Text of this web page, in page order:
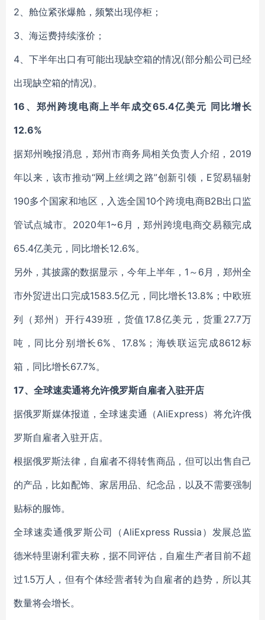
2、舱位紧张爆舱，频繁出现停柜；
3、海运费持续涨价；
4、下半年出口有可能出现缺空箱的情况(部分船公司已经
出现缺空箱的情况)。
16、郑州跨境电商上半年成交65.4亿美元 同比增长
12.6%
据郑州晚报消息，郑州市商务局相关负责人介绍，2019
年以来，该市推动“网上丝绸之路”创新引领，E贸易辐射
190多个国家和地区，入选全国10个跨境电商B2B出口监
管试点城市。2020年1~6月，郑州跨境电商交易额完成
65.4亿美元，同比增长12.6%。
另外，其披露的数据显示，今年上半年，1～6月，郑州全
市外贸进出口完成1583.5亿元，同比增长13.8%；中欧班
列（郑州）开行439班，货值17.8亿美元，货重27.7万
吨，同比分别增长6%、17.8%；海铁联运完成8612标
箱，同比增长67.7%。
17、全球速卖通将允许俄罗斯自雇者入驻开店
据俄罗斯媒体报道，全球速卖通（AliExpress）将允许俄
罗斯自雇者入驻开店。
根据俄罗斯法律，自雇者不得转售商品，但可以出售自己
的产品，比如配饰、家居用品、纪念品，以及不需要强制
贴标的服饰。
全球速卖通俄罗斯公司（AliExpress Russia）发展总监
德米特里谢利霍夫称，据不同评估，自雇生产者目前不超
过1.5万人，但有个体经营者转为自雇者的趋势，所以其
数量将会增长。